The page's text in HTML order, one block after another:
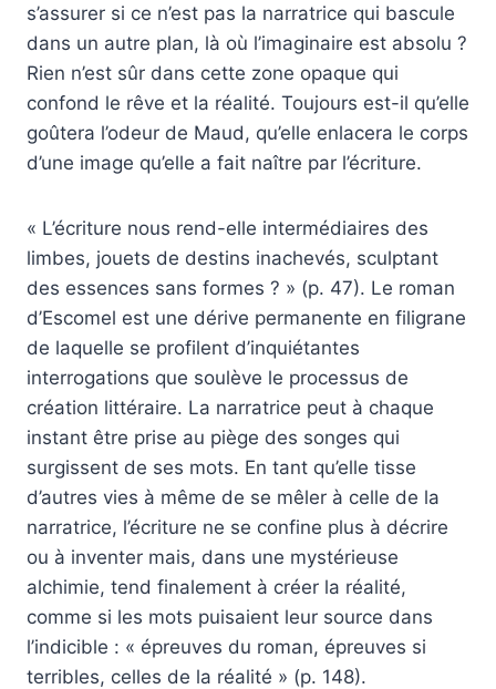
s’assurer si ce n’est pas la narratrice qui bascule
dans un autre plan, là où l’imaginaire est absolu ?
Rien n’est sûr dans cette zone opaque qui
confond le rêve et la réalité. Toujours est-il qu’elle
goûtera l’odeur de Maud, qu’elle enlacera le corps
d’une image qu’elle a fait naître par l’écriture.
« L’écriture nous rend-elle intermédiaires des
limbes, jouets de destins inachevés, sculptant
des essences sans formes ? » (p. 47). Le roman
d’Escomel est une dérive permanente en filigrane
de laquelle se profilent d’inquiétantes
interrogations que soulève le processus de
création littéraire. La narratrice peut à chaque
instant être prise au piège des songes qui
surgissent de ses mots. En tant qu’elle tisse
d’autres vies à même de se mêler à celle de la
narratrice, l’écriture ne se confine plus à décrire
ou à inventer mais, dans une mystérieuse
alchimie, tend finalement à créer la réalité,
comme si les mots puisaient leur source dans
l’indicible : « épreuves du roman, épreuves si
terribles, celles de la réalité » (p. 148).